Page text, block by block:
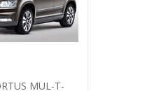
MUL-T-